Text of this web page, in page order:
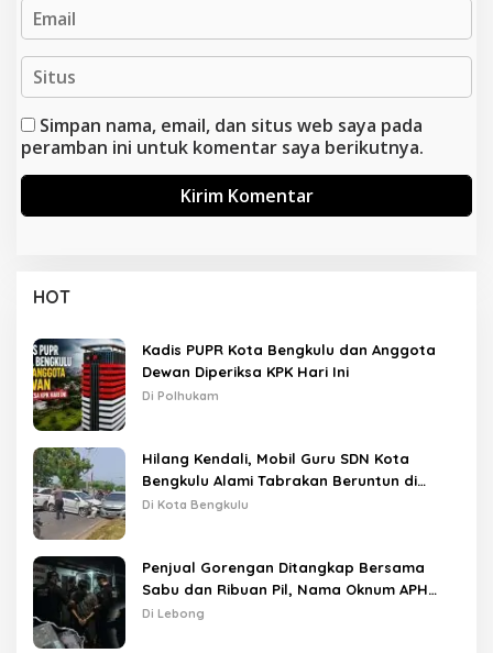
Simpan nama, email, dan situs web saya pada
peramban ini untuk komentar saya berikutnya.
HOT
Kadis PUPR Kota Bengkulu dan Anggota
Dewan Diperiksa KPK Hari Ini
Di Polhukam
Hilang Kendali, Mobil Guru SDN Kota
Bengkulu Alami Tabrakan Beruntun di
Lampu Merah
Di Kota Bengkulu
Penjual Gorengan Ditangkap Bersama
Sabu dan Ribuan Pil, Nama Oknum APH
Disebut Saat Interogasi
Di Lebong